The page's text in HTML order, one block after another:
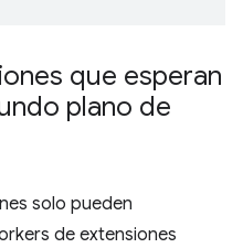
que esperan
plano de
solo pueden
de extensiones